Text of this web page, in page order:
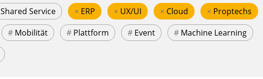
Shared Service × ERP × UX/UI × Cloud × Proptechs
# Mobilität # Plattform # Event # Machine Learning